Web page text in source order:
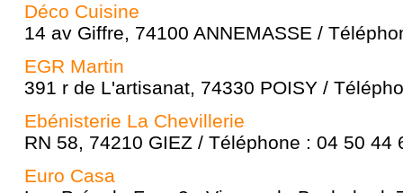
Déco Cuisine
14 av Giffre, 74100 ANNEMASSE /
EGR Martin
391 r de L'artisanat, 74330 POISY /
Ebénisterie La Chevillerie
RN 58, 74210 GIEZ / Téléphone : 04 50 44
Euro Casa